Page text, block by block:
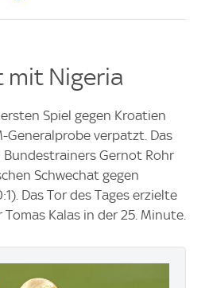
mit Nigeria
Spiel gegen Kroatien
Generalprobe verpatzt. Das
Gernot Rohr
Schwechat gegen
Das Tor des Tages erzielte
Kalas in der 25. Minute.